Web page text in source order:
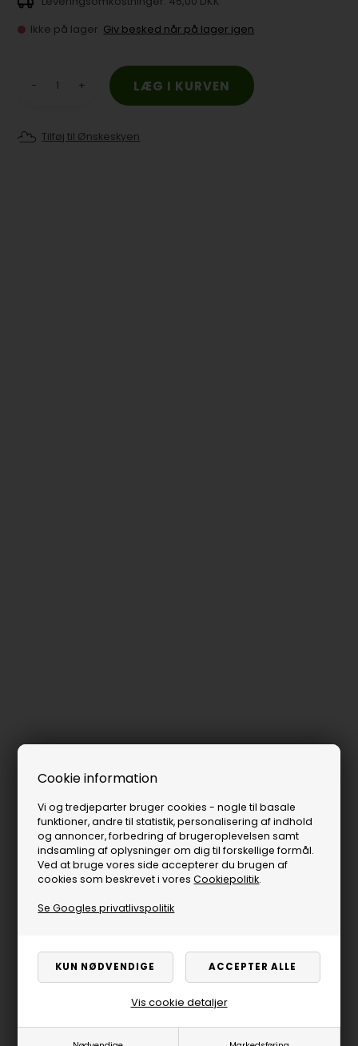
Cookie information
Vi og tredjeparter bruger cookies - nogle til basale
funktioner, andre til statistik, personalisering af indhold
og annoncer, forbedring af brugeroplevelsen samt
indsamling af oplysninger om dig til forskellige formål.
Ved at bruge vores side accepterer du brugen af
cookies som beskrevet i voresCookiepolitik.
Se Googles privatlivspolitik
Vis cookie detaljer
Ikke på lager Giv besked når på lager igen
- +
Tilføj til Ønskeskyen